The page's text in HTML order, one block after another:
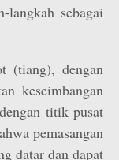
langkah sebagai
(tiang), dengan
keseimbangan
titik pusat
pemasangan
datar dan dapat